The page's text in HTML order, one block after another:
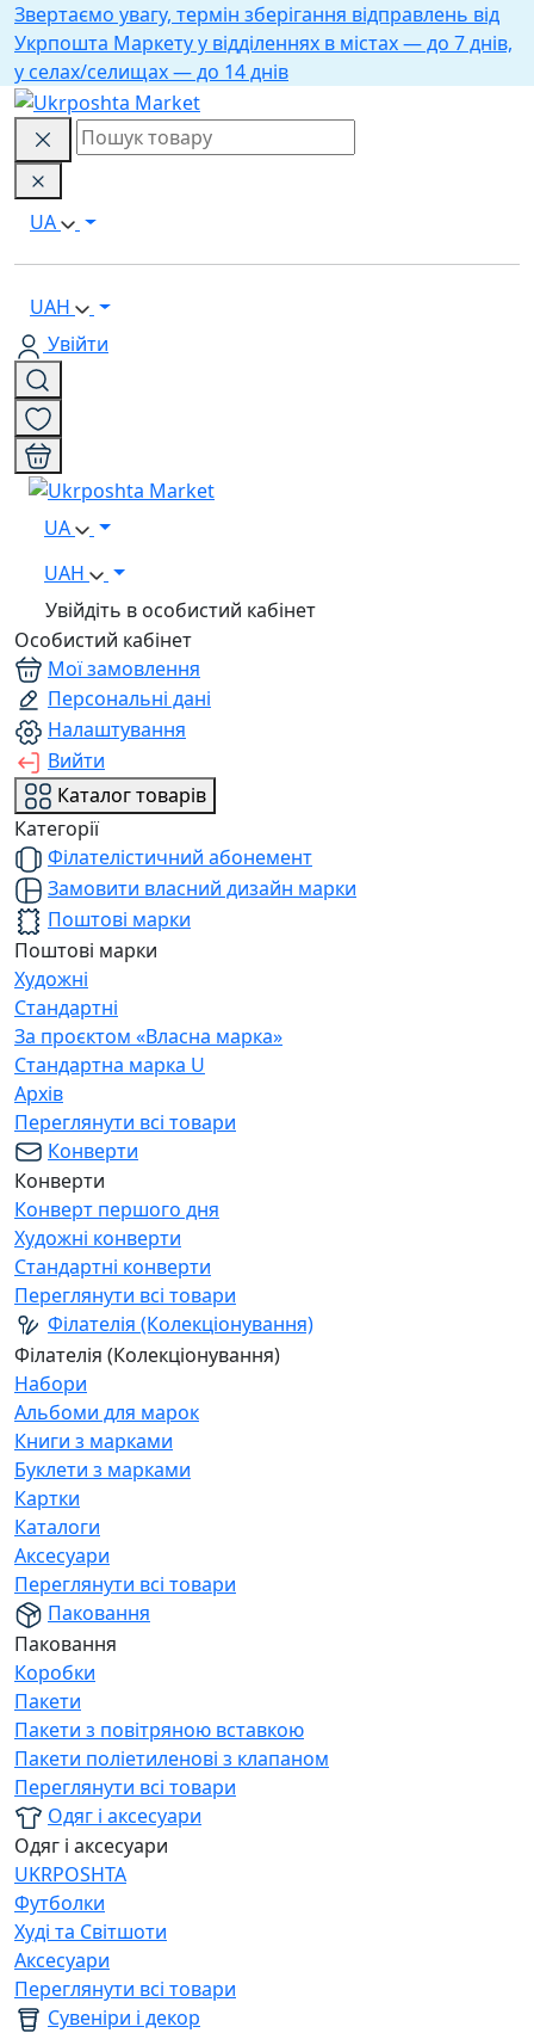
Звертаємо увагу, термін зберігання відправлень від
Укрпошта Маркету у відділеннях в містах — до 7 днів,
у селах/селищах — до 14 днів
UA
UAH
Увійти
UA
UAH
Увійдіть в особистий кабінет
Особистий кабінет
Мої замовлення
Персональні дані
Налаштування
Вийти
Каталог товарів
Категорії
Філателістичний абонемент
Замовити власний дизайн марки
Поштові марки
Поштові марки
Художні
Стандартні
За проєктом «Власна марка»
Стандартна марка U
Архів
Переглянути всі товари
Конверти
Конверти
Конверт першого дня
Художні конверти
Стандартні конверти
Переглянути всі товари
Філателія (Колекціонування)
Філателія (Колекціонування)
Набори
Альбоми для марок
Книги з марками
Буклети з марками
Картки
Каталоги
Аксесуари
Переглянути всі товари
Паковання
Паковання
Коробки
Пакети
Пакети з повітряною вставкою
Пакети поліетиленові з клапаном
Переглянути всі товари
Одяг і аксесуари
Одяг і аксесуари
UKRPOSHTA
Футболки
Худі та Світшоти
Аксесуари
Переглянути всі товари
Сувеніри і декор